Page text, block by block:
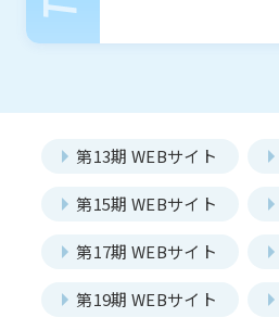
組織図
一覧を見る
国内・海外研修委員会
第13期 WEBサイト
第15期 WEBサイト
第17期 WEBサイト
第19期 WEBサイト